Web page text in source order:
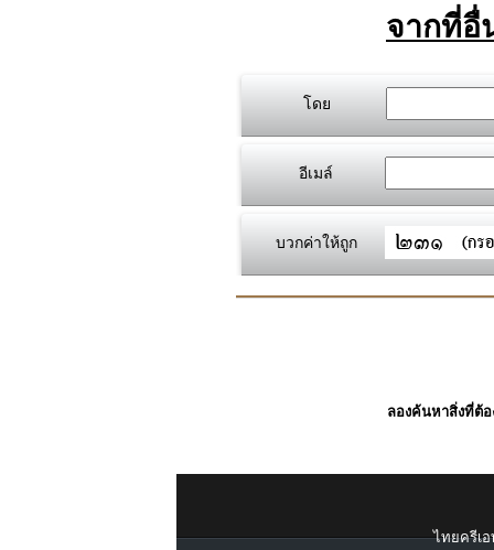
จากที่อื่
โดย
อีเมล์
บวกค่าให้ถูก
ลองค้นหาสิ่งที่ต้อ
ไทยครีเอ